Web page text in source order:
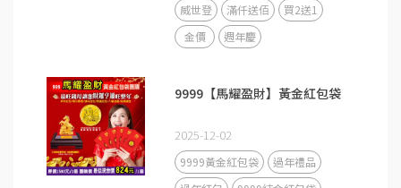
威世登
滿仟送佰
買2送1
金價
週年慶
9999【馬耀盈財】黃金紅包袋
2025-12-02
9999黃金紅包袋
過年禮品